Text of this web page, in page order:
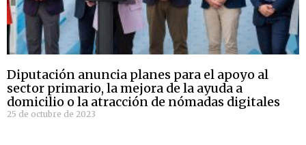
Diputación anuncia planes para el apoyo al
sector primario, la mejora de la ayuda a
domicilio o la atracción de nómadas digitales
25 de octubre de 2023